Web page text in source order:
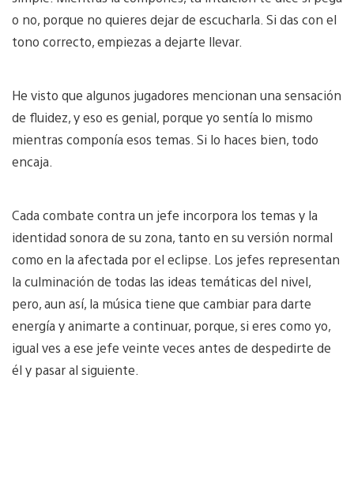
o no, porque no quieres dejar de escucharla. Si das con el
tono correcto, empiezas a dejarte llevar.
He visto que algunos jugadores mencionan una sensación
de fluidez, y eso es genial, porque yo sentía lo mismo
mientras componía esos temas. Si lo haces bien, todo
encaja.
Cada combate contra un jefe incorpora los temas y la
identidad sonora de su zona, tanto en su versión normal
como en la afectada por el eclipse. Los jefes representan
la culminación de todas las ideas temáticas del nivel,
pero, aun así, la música tiene que cambiar para darte
energía y animarte a continuar, porque, si eres como yo,
igual ves a ese jefe veinte veces antes de despedirte de
él y pasar al siguiente.